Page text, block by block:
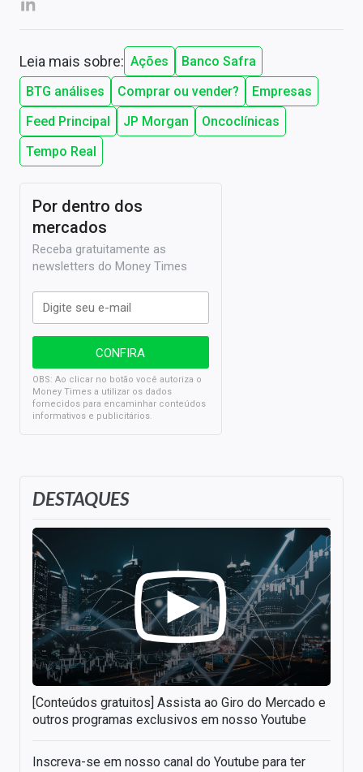
Leia mais sobre: Ações
Banco Safra
BTG análises
Comprar ou vender?
Empresas
Feed Principal
JP Morgan
Oncoclínicas
Tempo Real
DESTAQUES
[Conteúdos gratuitos] Assista ao Giro do Mercado e
outros programas exclusivos em nosso Youtube
Inscreva-se em nosso canal do Youtube para ter
Por dentro dos
mercados
Receba gratuitamente as
newsletters do Money Times
OBS: Ao clicar no botão você autoriza o
Money Times a utilizar os dados
fornecidos para encaminhar conteúdos
informativos e publicitários.